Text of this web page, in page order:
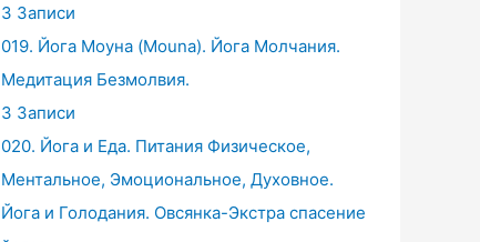
3 Записи
019. Йога Моуна (Mouna). Йога Молчания.
Медитация Безмолвия.
3 Записи
020. Йога и Еда. Питания Физическое,
Ментальное, Эмоциональное, Духовное.
Йога и Голодания. Овсянка-Экстра спасение